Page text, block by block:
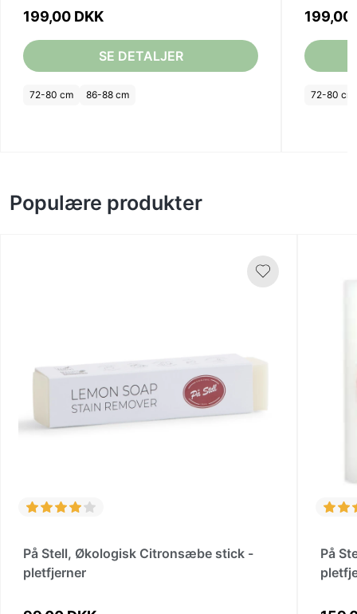
199,00 DKK
SE DETALJER
72-80 cm 86-88 cm
199,00
72-80 cm
Populære produkter
På Stell, Økologisk Citronsæbe stick -
pletfjerner
På